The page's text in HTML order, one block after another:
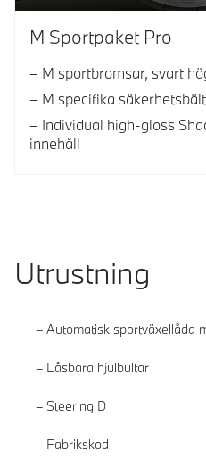
M Sportpaket Pro
M sportbromsar, svart
M specifika
Individual high-gloss
innehåll
Utrustning
Automatisk sportväxellåda
Låsbara hjulbultar
Steering D
Fabrikskod